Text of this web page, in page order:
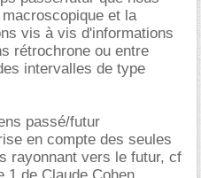
et la
vis à vis d'informations
rétrochrone ou entre
intervalles de type
passé/futur
en compte des seules
rayonnant vers le futur, cf